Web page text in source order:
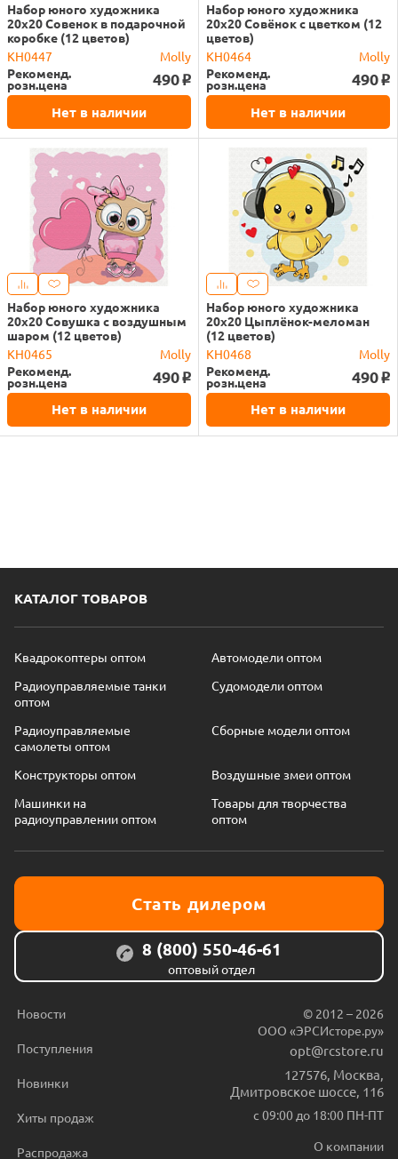
Набор юного художника
20х20 Совенок в подарочной
коробке (12 цветов)
KH0447
Molly
Рекоменд.
розн.цена 490 o
Нет в наличии
Набор юного художника
20х20 Совёнок с цветком (12
цветов)
KH0464
Molly
Рекоменд.
розн.цена 490 o
Нет в наличии
Набор юного художника
20х20 Совушка с воздушным
шаром (12 цветов)
KH0465
Molly
Рекоменд.
розн.цена 490 o
Нет в наличии
Набор юного художника
20х20 Цыплёнок-меломан
(12 цветов)
KH0468
Molly
Рекоменд.
розн.цена 490 o
Нет в наличии
КАТАЛОГ ТОВАРОВ
Квадрокоптеры оптом
Автомодели оптом
Радиоуправляемые танки
оптом
Судомодели оптом
Радиоуправляемые
самолеты оптом
Сборные модели оптом
Конструкторы оптом
Воздушные змеи оптом
Машинки на
радиоуправлении оптом
Товары для творчества
оптом
Стать дилером
8 (800) 550-46-61
оптовый отдел
Новости
Поступления
Новинки
Хиты продаж
Распродажа
© 2012 – 2026
ООО «ЭРСИсторе.ру»
opt@rcstore.ru
127576 Москва
Дмитровское шоссе, 116
с 09:00 до 18:00 ПН-ПТ
О компании